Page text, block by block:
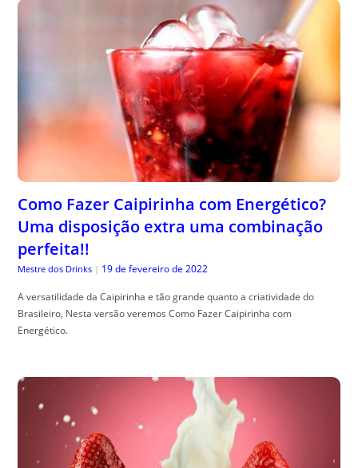
Como Fazer Caipirinha com Energético?
Uma disposição extra uma combinação
perfeita!!
Mestre dos Drinks | 19 de fevereiro de 2022
A versatilidade da Caipirinha e tão grande quanto a criatividade do
Brasileiro, Nesta versão veremos Como Fazer Caipirinha com
Energético.